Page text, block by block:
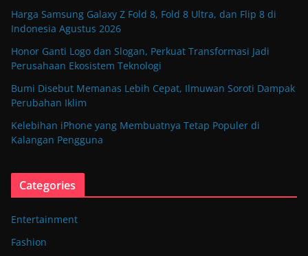
Harga Samsung Galaxy Z Fold 8, Fold 8 Ultra, dan Flip 8 di
Indonesia Agustus 2026
Honor Ganti Logo dan Slogan, Perkuat Transformasi Jadi
Perusahaan Ekosistem Teknologi
Bumi Disebut Memanas Lebih Cepat, Ilmuwan Soroti Dampak
Perubahan Iklim
Kelebihan iPhone yang Membuatnya Tetap Populer di
Kalangan Pengguna
Categories
Entertainment
Fashion